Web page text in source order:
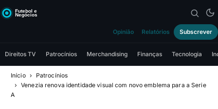
Opinião Relatórios Subscrever
Direitos TV Patrocínios Merchandising Finanças Tecnologia
Início
Patrocínios
Venezia renova identidade visual com novo emblema para a Serie
A